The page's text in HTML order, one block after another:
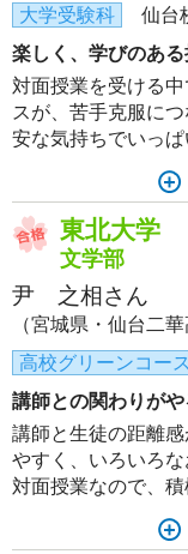
大学受験科
仙台
楽しく、学びのあ
対面授業を受ける
スが、苦手克服に
安な気持ちでいっ
感謝しています。
東北大学
文学部
尹 之相さん
（宮城県・仙台二華
高校グリーンコース
講師との関わりが
講師と生徒の距離
やすく、いろいろな
対面授業なので、
最後の授業で激励